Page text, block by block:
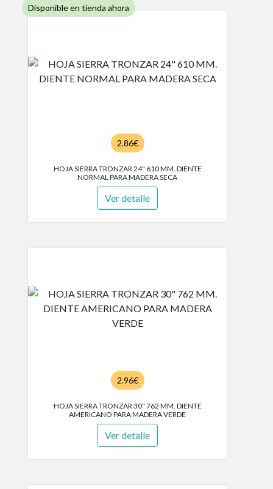
Disponible en tienda ahora
2.86€
HOJA SIERRA TRONZAR 24" 610 MM. DIENTE
NORMAL PARA MADERA SECA
Ver detalle
2.96€
HOJA SIERRA TRONZAR 30" 762 MM. DIENTE
AMERICANO PARA MADERA VERDE
Ver detalle